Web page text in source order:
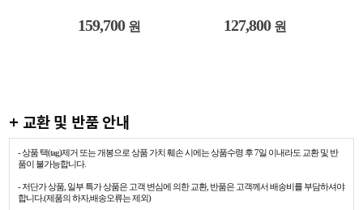
159,700 원 127,800 원
+ 교환 및 반품 안내
- 상품 택(tag)제거 또는 개봉으로 상품 가치 훼손 시에는 상품수령 후 7일 이내라도 교환 및 반
품이 불가능합니다.
- 저단가 상품, 일부 특가 상품은 고객 변심에 의한 교환, 반품은 고객께서 배송비를 부담하셔야
합니다.(제품의 하자,배송오류는 제외)